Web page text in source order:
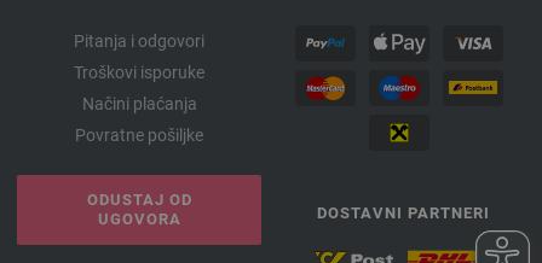
Pitanja i odgovori
Troškovi isporuke
Načini plaćanja
Povratne pošiljke
ODUSTAJ OD
UGOVORA
DOSTAVNI PARTNERI